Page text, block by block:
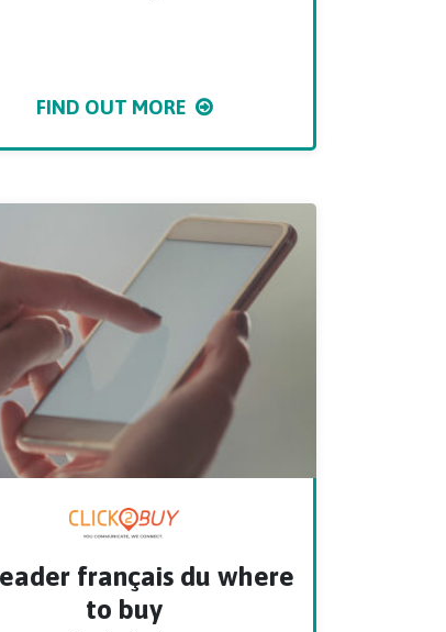
FIND OUT MORE
français du where
to buy